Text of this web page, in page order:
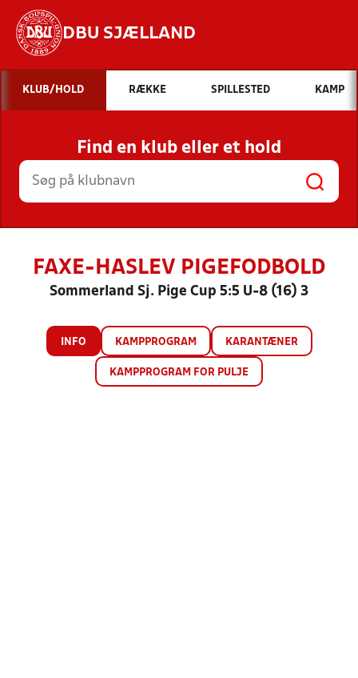
DBU SJÆLLAND
Hvad vil du søge efter?
INDHOLD OG NYHEDER
STILLINGER, RESULTATER, KLUBBER OG
HOLD
KLUB/HOLD RÆKKE SPILLESTED KAMP
Find en klub eller et hold
FAXE-HASLEV PIGEFODBOLD
Sommerland Sj. Pige Cup 5:5 U-8 (16) 3
INFO KAMPPROGRAM KARANTÆNER
KAMPPROGRAM FOR PULJE